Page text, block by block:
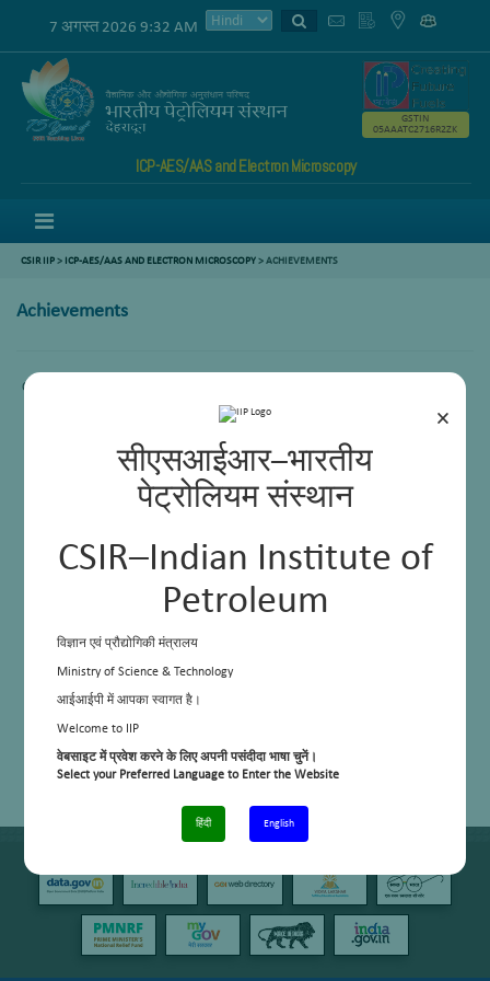
×
सीएसआईआर–भारतीय
पेट्रोलियम संस्थान
CSIR–Indian Institute of
Petroleum
विज्ञान एवं प्रौद्योगिकी मंत्रालय
Ministry of Science & Technology
आईआईपी में आपका स्वागत है।
Welcome to IIP
वेबसाइट में प्रवेश करने के लिए अपनी पसंदीदा भाषा चुनें।
Select your Preferred Language to Enter the Website
हिंदी English
7 अगस्त 2026 9:32 AM
ICP-AES/AAS and Electron Microscopy
GSTIN
05AAATC2716R2ZK
CSIR IIP> ICP-AES/AAS AND ELECTRON MICROSCOPY>ACHIEVEMENTS
Achievements
Content not available.